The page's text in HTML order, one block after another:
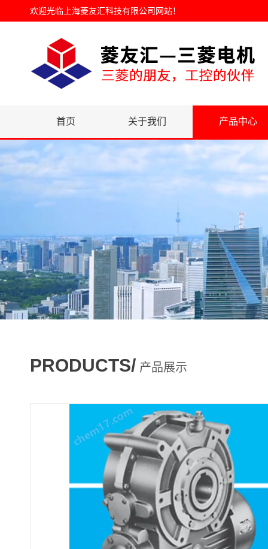
欢迎光临 上海菱友汇科技有限公司网站！
首页 关于我们 产品中心
PRODUCTS/ 产品展示